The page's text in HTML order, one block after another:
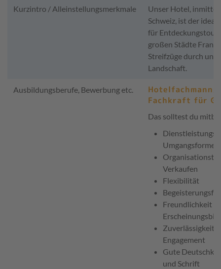
Kurzintro / Alleinstellungsmerkmale
Unser Hotel,
Schweiz, ist der
für
großen Städte
Streifzüge durch
Landschaft.
Ausbildungsberufe, Bewerbung etc.
Fachkraft für
Das solltest du
Umgangsformen
Verkaufen
Flexibilität
Freundlichkeit &
Erscheinungsbild
Zuverlässigkeit,
Engagement
Gute
und Schrift